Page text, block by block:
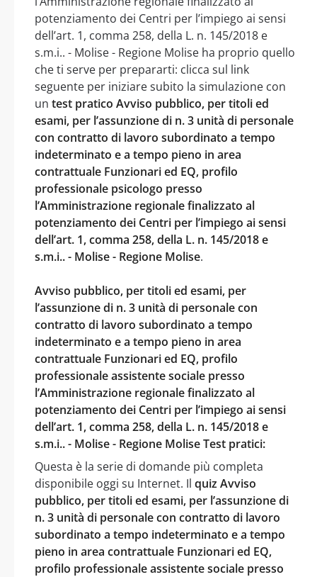
potenziamento dei Centri per l’impiego ai sensi
dell’art. 1, comma 258, della L. n. 145/2018 e
s.m.i.. - Molise - Regione Molise ha proprio quello
che ti serve per prepararti: clicca sul link
seguente per iniziare subito la simulazione con
un test pratico Avviso pubblico, per titoli ed
esami, per l’assunzione di n. 3 unità di personale
con contratto di lavoro subordinato a tempo
indeterminato e a tempo pieno in area
contrattuale Funzionari ed EQ, profilo
professionale psicologo presso
l’Amministrazione regionale finalizzato al
potenziamento dei Centri per l’impiego ai sensi
dell’art. 1, comma 258, della L. n. 145/2018 e
s.m.i.. - Molise - Regione Molise.
Avviso pubblico, per titoli ed esami, per
l’assunzione di n. 3 unità di personale con
contratto di lavoro subordinato a tempo
indeterminato e a tempo pieno in area
contrattuale Funzionari ed EQ, profilo
professionale assistente sociale presso
l’Amministrazione regionale finalizzato al
potenziamento dei Centri per l’impiego ai sensi
dell’art. 1, comma 258, della L. n. 145/2018 e
s.m.i.. - Molise - Regione Molise Test pratici:
Questa è la serie di domande più completa
disponibile oggi su Internet. Il quiz Avviso
pubblico, per titoli ed esami, per l’assunzione di
n. 3 unità di personale con contratto di lavoro
subordinato a tempo indeterminato e a tempo
pieno in area contrattuale Funzionari ed EQ,
profilo professionale assistente sociale presso